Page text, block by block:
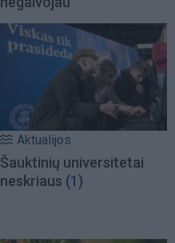
Aktualijos
Šauktinių universitetai
neskriaus (1)